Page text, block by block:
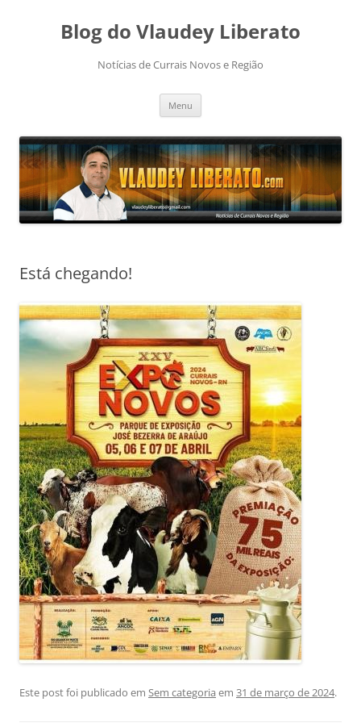
conteúdoBlog do Vlaudey Liberato
Notícias de Currais Novos e Região
Menu
Está chegando!
Este post foi publicado em Sem categoria em 31 de março de 2024.